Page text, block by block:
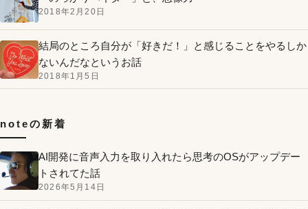
2018年2月20日
結局のところ自分が「好きだ！」と感じることをやるしか
ないんだなというお話
2018年1月5日
noteの新着
AI開発に音声入力を取り入れたら思考のOSがアップデー
トされてた話
2026年5月14日